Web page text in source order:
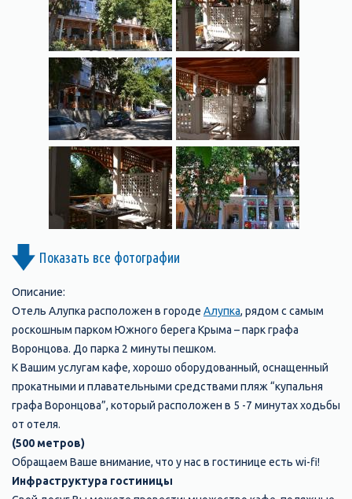
Показать все фотографии
Описание:
Отель Алупка расположен в городе Алупка, рядом с самым
роскошным парком Южного берега Крыма – парк графа
Воронцова. До парка 2 минуты пешком.
К Вашим услугам кафе, хорошо оборудованный, оснащенный
прокатными и плавательными средствами пляж “купальня
графа Воронцова”, который расположен в 5 -7 минутах ходьбы
от отеля.
(500 метров)
Обращаем Ваше внимание, что у нас в гостинице есть wi-fi!
Инфраструктура гостиницы